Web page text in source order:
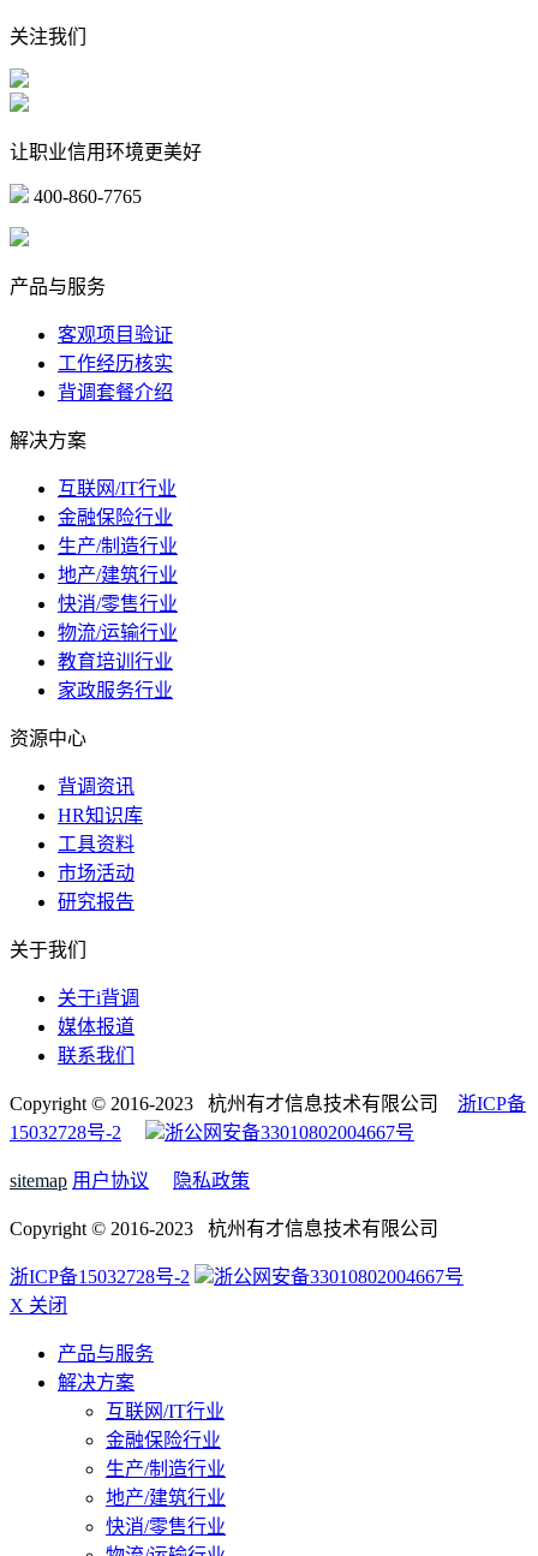
关注我们
让职业信用环境更美好
400-860-7765
产品与服务
客观项目验证
工作经历核实
背调套餐介绍
解决方案
互联网/IT行业
金融保险行业
生产/制造行业
地产/建筑行业
快消/零售行业
物流/运输行业
教育培训行业
家政服务行业
资源中心
背调资讯
HR知识库
工具资料
市场活动
研究报告
关于我们
关于i背调
媒体报道
联系我们
Copyright © 2016-2023 杭州有才信息技术有限公司 浙ICP备
15032728号-2
浙公网安备33010802004667号
sitemap 用户协议 隐私政策
Copyright © 2016-2023 杭州有才信息技术有限公司
浙ICP备15032728号-2
浙公网安备33010802004667号
X 关闭
产品与服务
解决方案
互联网/IT行业
金融保险行业
生产/制造行业
地产/建筑行业
快消/零售行业